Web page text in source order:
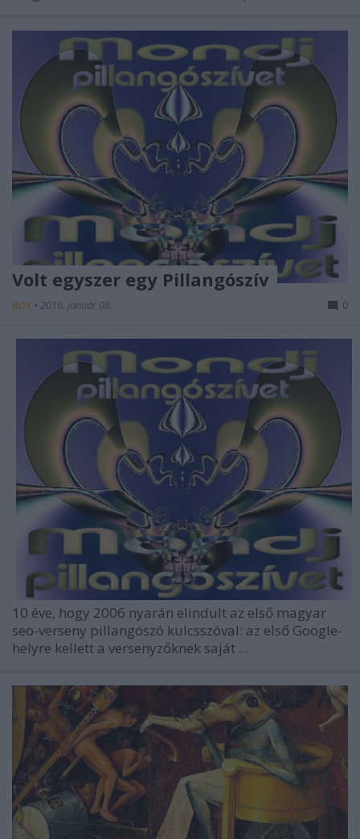
Volt egyszer egy Pillangószív
BDK • 2016. január 08. 0
10 éve, hogy 2006 nyarán elindult az első magyar
seo-verseny pillangószó kulcsszóval: az első Google-
helyre kellett a versenyzőknek saját ...